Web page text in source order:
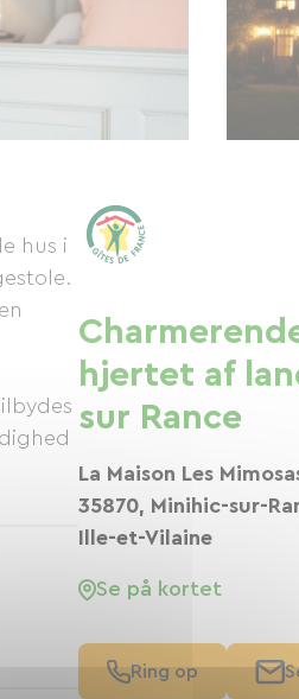
hus i
hjertet af
sur Rance
La Maison Les
35870, Minihic-sur-
Ille-et-Vilaine
Se på kortet
Ring op